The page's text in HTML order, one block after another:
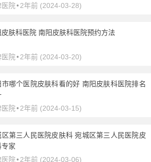
医院•2年前 (2024-03-28)
皮肤科医院 南阳皮肤科医院预约方法
医院•2年前 (2024-03-20)
市哪个医院皮肤科看的好 南阳皮肤科医院排名
医院•2年前 (2024-03-15)
区第三人民医院皮肤科 宛城区第三人民医院皮
专家
医院•2年前 (2024-03-06)